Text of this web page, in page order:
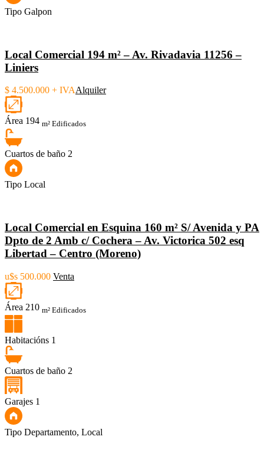
Tipo Galpon
Local Comercial 194 m² – Av. Rivadavia 11256 –
Liniers
$ 4.500.000 + IVAAlquiler
Área 194 m² Edificados
Cuartos de baño 2
Tipo Local
Local Comercial en Esquina 160 m² S/ Avenida y PA
Dpto de 2 Amb c/ Cochera – Av. Victorica 502 esq
Libertad – Centro (Moreno)
u$s 500.000 Venta
Área 210 m² Edificados
Habitacións 1
Cuartos de baño 2
Garajes 1
Tipo Departamento, Local